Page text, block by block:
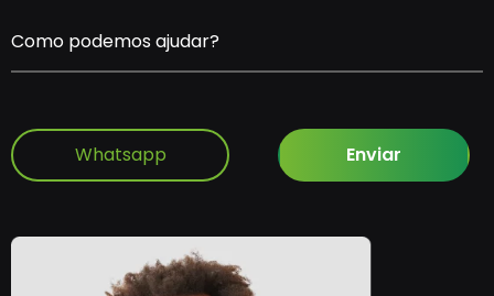
Como podemos ajudar?
Whatsapp Enviar